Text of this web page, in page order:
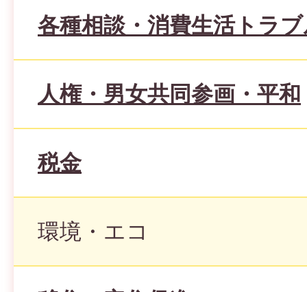
各種相談・消費生活トラ
人権・男女共同参画・平和
税金
環境・エコ